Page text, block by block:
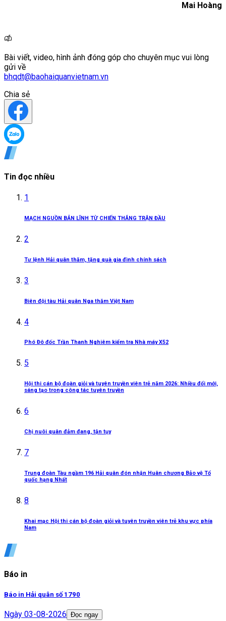
Mai Hoàng
Bài viết, video, hình ảnh đóng góp cho chuyên mục vui lòng
gửi về
bhqdt@baohaiquanvietnam.vn
Chia sẻ
Tin đọc nhiều
1
MẠCH NGUỒN BẢN LĨNH TỪ CHIẾN THẮNG TRẬN ĐẦU
2
Tư lệnh Hải quân thăm, tặng quà gia đình chính sách
3
Biên đội tàu Hải quân Nga thăm Việt Nam
4
Phó Đô đốc Trần Thanh Nghiêm kiểm tra Nhà máy X52
5
Hội thi cán bộ đoàn giỏi và tuyên truyền viên trẻ năm 2026: Nhiều đổi mới,
sáng tạo trong công tác tuyên truyền
6
Chị nuôi quân đảm đang, tận tụy
7
Trung đoàn Tàu ngầm 196 Hải quân đón nhận Huân chương Bảo vệ Tổ
quốc hạng Nhất
8
Khai mạc Hội thi cán bộ đoàn giỏi và tuyên truyền viên trẻ khu vực phía
Nam
Báo in
Báo in Hải quân số 1790
Ngày 03-08-2026 Đọc ngay